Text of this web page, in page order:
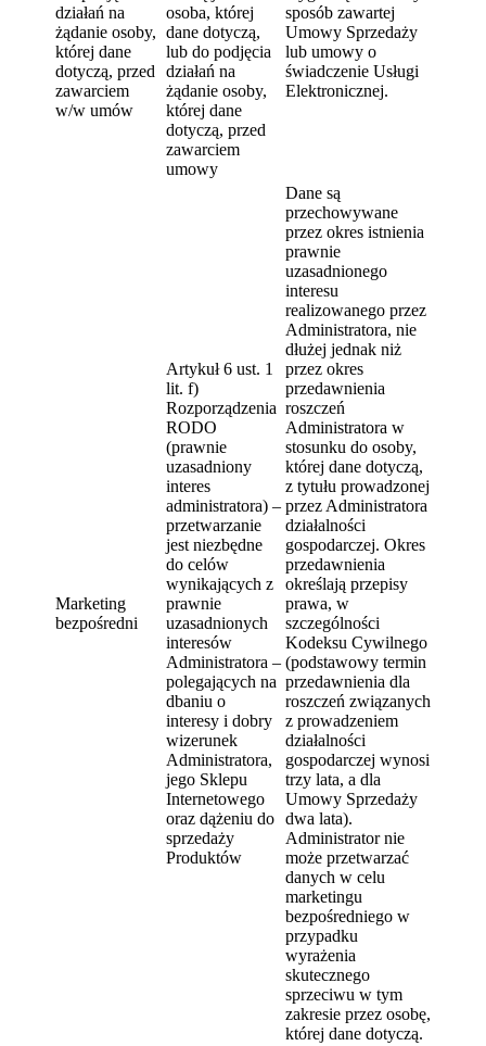
działań na
żądanie osoby,
której dane
dotyczą, przed
zawarciem
w/w umów
osoba, której
dane dotyczą,
lub do podjęcia
działań na
żądanie osoby,
której dane
dotyczą, przed
zawarciem
umowy
sposób zawartej
Umowy Sprzedaży
lub umowy o
świadczenie Usługi
Elektronicznej.
Marketing
bezpośredni
Artykuł 6 ust. 1
lit. f)
Rozporządzenia
RODO
(prawnie
uzasadniony
interes
administratora) –
przetwarzanie
jest niezbędne
do celów
wynikających z
prawnie
uzasadnionych
interesów
Administratora –
polegających na
dbaniu o
interesy i dobry
wizerunek
Administratora,
jego Sklepu
Internetowego
oraz dążeniu do
sprzedaży
Produktów
Dane są
przechowywane
przez okres istnienia
prawnie
uzasadnionego
interesu
realizowanego przez
Administratora, nie
dłużej jednak niż
przez okres
przedawnienia
roszczeń
Administratora w
stosunku do osoby,
której dane dotyczą,
z tytułu prowadzonej
przez Administratora
działalności
gospodarczej. Okres
przedawnienia
określają przepisy
prawa, w
szczególności
Kodeksu Cywilnego
(podstawowy termin
przedawnienia dla
roszczeń związanych
z prowadzeniem
działalności
gospodarczej wynosi
trzy lata, a dla
Umowy Sprzedaży
dwa lata).
Administrator nie
może przetwarzać
danych w celu
marketingu
bezpośredniego w
przypadku
wyrażenia
skutecznego
sprzeciwu w tym
zakresie przez osobę,
której dane dotyczą.